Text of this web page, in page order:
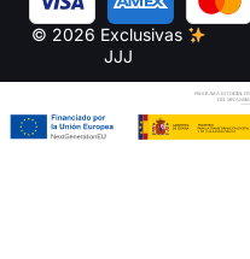
© 2026 Exclusivas
JJJ